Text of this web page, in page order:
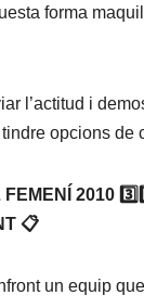
forma
l’actitud i
opcions de
2010
📋
un equip